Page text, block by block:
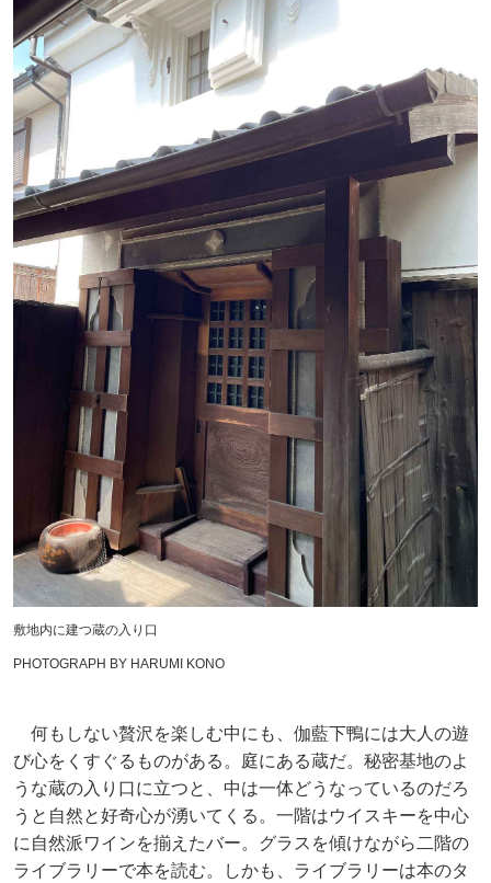
敷地内に建つ蔵の入り口
PHOTOGRAPH BY HARUMI KONO
何もしない贅沢を楽しむ中にも、伽藍下鴨には大人の遊
び心をくすぐるものがある。庭にある蔵だ。秘密基地のよ
うな蔵の入り口に立つと、中は一体どうなっているのだろ
うと自然と好奇心が湧いてくる。一階はウイスキーを中心
に自然派ワインを揃えたバー。グラスを傾けながら二階の
ライブラリーで本を読む。しかも、ライブラリーは本のタ